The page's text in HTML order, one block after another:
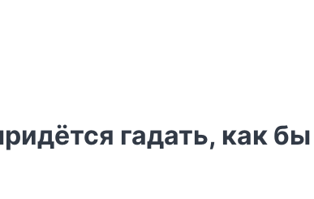
гадать, как